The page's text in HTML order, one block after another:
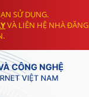
SỬ DỤNG.
VÀ LIÊN HỆ NHÀ ĐĂNG